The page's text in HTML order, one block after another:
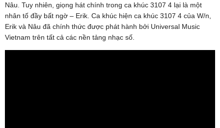
Nâu. Tuy nhiên, giọng hát chính trong ca khúc 3107 4 lại là một
nhân tố đầy bất ngờ – Erik. Ca khúc hiện ca khúc 3107 4 của W/n,
Erik và Nâu đã chính thức được phát hành bởi Universal Music
Vietnam trên tất cả các nền tảng nhạc số.